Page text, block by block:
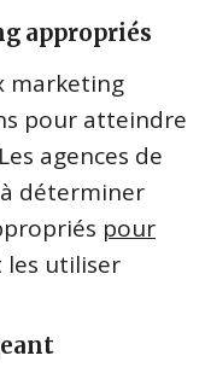
appropriés
marketing
pour atteindre
agences de
déterminer
pour
les utiliser